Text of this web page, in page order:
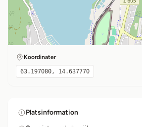
Koordinater
63.197080, 14.637770
Platsinformation